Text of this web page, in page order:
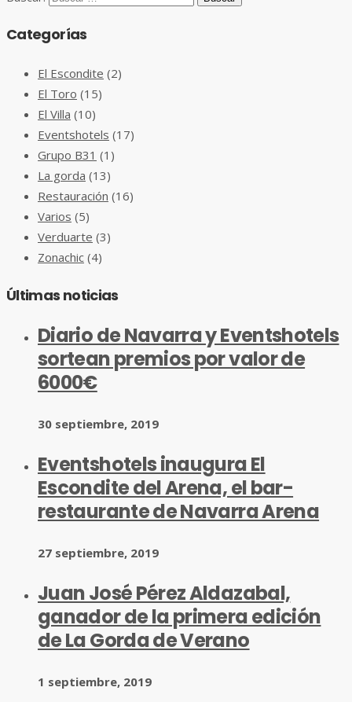
Categorías
El Escondite (2)
El Toro (15)
El Villa (10)
Eventshotels (17)
Grupo B31 (1)
La gorda (13)
Restauración (16)
Varios (5)
Verduarte (3)
Zonachic (4)
Últimas noticias
Diario de Navarra y Eventshotels
sortean premios por valor de
6000€
30 septiembre, 2019
Eventshotels inaugura El
Escondite del Arena, el bar-
restaurante de Navarra Arena
27 septiembre, 2019
Juan José Pérez Aldazabal,
ganador de la primera edición
de La Gorda de Verano
1 septiembre, 2019